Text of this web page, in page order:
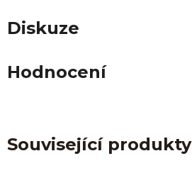
Diskuze
Hodnocení
Související produkty